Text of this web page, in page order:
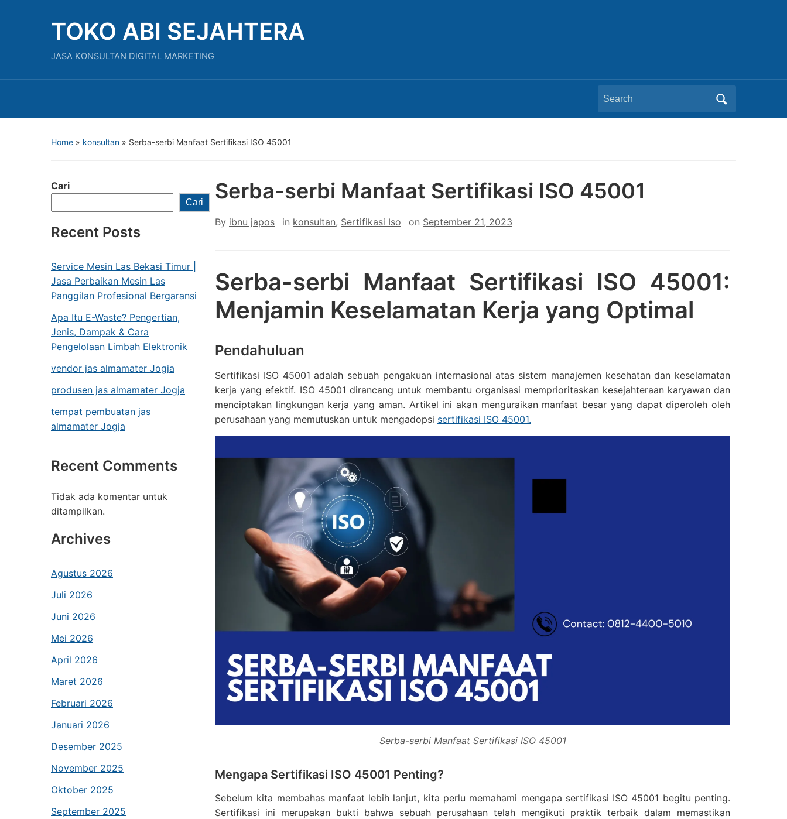
TOKO ABI SEJAHTERA
JASA KONSULTAN DIGITAL MARKETING
Search
for:
Home » konsultan » Serba-serbi Manfaat Sertifikasi ISO 45001
Cari
Cari
Recent Posts
Service Mesin Las Bekasi Timur |
Jasa Perbaikan Mesin Las
Panggilan Profesional Bergaransi
Apa Itu E-Waste? Pengertian,
Jenis, Dampak & Cara
Pengelolaan Limbah Elektronik
vendor jas almamater Jogja
produsen jas almamater Jogja
tempat pembuatan jas
almamater Jogja
Recent Comments
Tidak ada komentar untuk
ditampilkan.
Archives
Agustus 2026
Juli 2026
Juni 2026
Mei 2026
April 2026
Maret 2026
Februari 2026
Januari 2026
Desember 2025
November 2025
Oktober 2025
September 2025
Serba-serbi Manfaat Sertifikasi ISO 45001
By ibnu japos in konsultan, Sertifikasi Iso on September 21, 2023
Serba-serbi Manfaat Sertifikasi ISO 45001:
Menjamin Keselamatan Kerja yang Optimal
Pendahuluan
Sertifikasi ISO 45001 adalah sebuah pengakuan internasional atas sistem manajemen kesehatan dan keselamatan
kerja yang efektif. ISO 45001 dirancang untuk membantu organisasi memprioritaskan kesejahteraan karyawan dan
menciptakan lingkungan kerja yang aman. Artikel ini akan menguraikan manfaat besar yang dapat diperoleh oleh
perusahaan yang memutuskan untuk mengadopsi sertifikasi ISO 45001.
Serba-serbi Manfaat Sertifikasi ISO 45001
Mengapa Sertifikasi ISO 45001 Penting?
Sebelum kita membahas manfaat lebih lanjut, kita perlu memahami mengapa sertifikasi ISO 45001 begitu penting.
Sertifikasi ini merupakan bukti bahwa sebuah perusahaan telah mengikuti praktik terbaik dalam memastikan